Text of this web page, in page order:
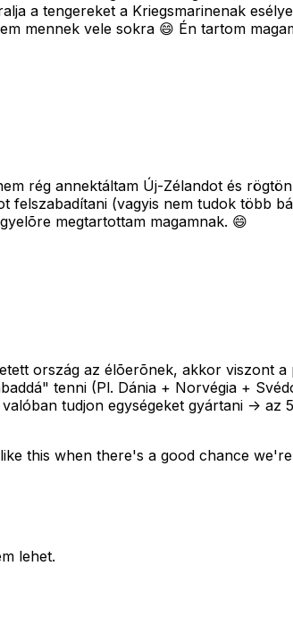
a tengereket a Kriegsmarinenak
mennek vele sokra 😄 Én tartom
rég annektáltam Új-Zélandot és
felszabadítani (vagyis nem tudok több
megtartottam magamnak. 😄
ország az élõerõnek, akkor viszont
tenni (Pl. Dánia + Norvégia +
tudjon egységeket gyártani -> az
this when there's a good chance
lehet.